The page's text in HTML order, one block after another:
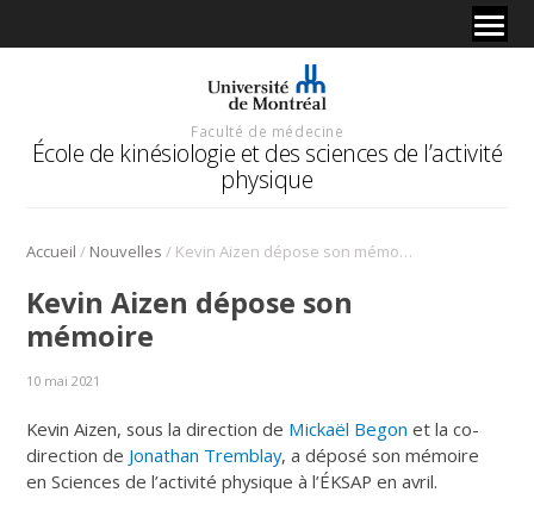
Faculté de médecine
École de kinésiologie et des sciences de l’activité
physique
Accueil / Nouvelles / Kevin Aizen dépose son mémoire
Kevin Aizen dépose son
mémoire
10 mai 2021
Kevin Aizen, sous la direction de Mickaël Begon et la co-
direction de Jonathan Tremblay, a déposé son mémoire
en Sciences de l’activité physique à l’ÉKSAP en avril.